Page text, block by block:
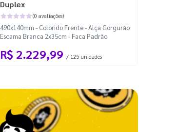
Duplex
(0 avaliações)
490x140mm - Colorido Frente - Alça Gorgurão
Escama Branca 2x35cm - Faca Padrão
R$ 2.229,99 / 125 unidades